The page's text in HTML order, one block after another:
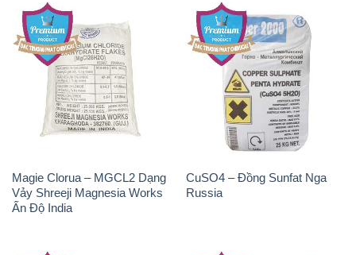
Magie Clorua – MGCL2 Dạng
Vảy Shreeji Magnesia Works
Ấn Độ India
CuSO4 – Đồng Sunfat Nga